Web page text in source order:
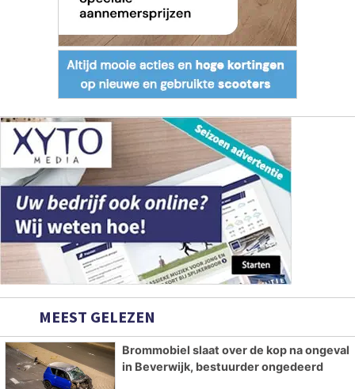
MEEST GELEZEN
Brommobiel slaat over de kop na ongeval
in Beverwijk, bestuurder ongedeerd